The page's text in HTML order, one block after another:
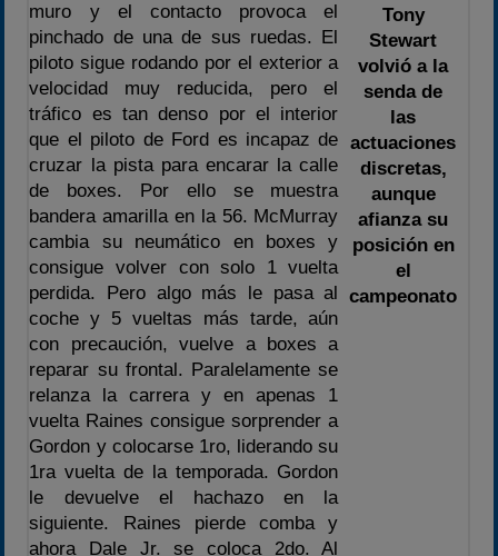
muro y el contacto provoca el
pinchado de una de sus ruedas. El
piloto sigue rodando por el exterior a
velocidad muy reducida, pero el
tráfico es tan denso por el interior
que el piloto de Ford es incapaz de
cruzar la pista para encarar la calle
de boxes. Por ello se muestra
bandera amarilla en la 56. McMurray
cambia su neumático en boxes y
consigue volver con solo 1 vuelta
perdida. Pero algo más le pasa al
coche y 5 vueltas más tarde, aún
con precaución, vuelve a boxes a
reparar su frontal. Paralelamente se
relanza la carrera y en apenas 1
vuelta Raines consigue sorprender a
Gordon y colocarse 1ro, liderando su
1ra vuelta de la temporada. Gordon
le devuelve el hachazo en la
siguiente. Raines pierde comba y
ahora Dale Jr. se coloca 2do. Al
Tony
Stewart
volvió a la
senda de
las
actuaciones
discretas,
aunque
afianza su
posición en
el
campeonato